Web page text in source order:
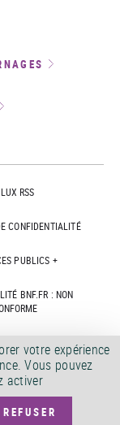
RSS
CONFIDENTIALITÉ
PUBLICS +
BNF.FR : NON
D'EMPLOI
votre expérience
Vous pouvez
activer